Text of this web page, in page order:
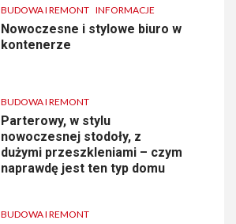
BUDOWA I REMONT INFORMACJE
Nowoczesne i stylowe biuro w
kontenerze
BUDOWA I REMONT
Parterowy, w stylu
nowoczesnej stodoły, z
dużymi przeszkleniami – czym
naprawdę jest ten typ domu
BUDOWA I REMONT